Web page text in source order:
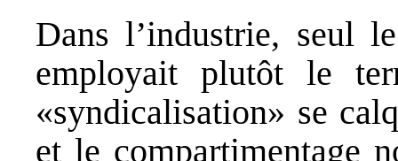
Dans l’industrie, seul
employait plutôt le
«syndicalisation» se
et le compartimentage